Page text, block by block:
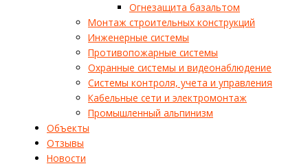
Огнезащита базальтом
Монтаж строительных конструкций
Инженерные системы
Противопожарные системы
Охранные системы и видеонаблюдение
Системы контроля, учета и управления
Кабельные сети и электромонтаж
Промышленный альпинизм
Объекты
Отзывы
Новости